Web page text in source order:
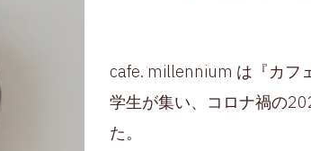
cafe. millennium は『カフ
学生が集い、コロナ禍の
た。